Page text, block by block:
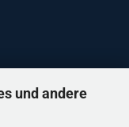
und andere